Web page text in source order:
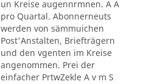
un Kreise augennrmnen. A A
pro Quartal. Abonnerneuts
werden von sämmuichen
Post'Anstalten, Briefträgern
und den vgenten im Kreise
angenommen. Prei der
einfacher PrtwZekle A v m S